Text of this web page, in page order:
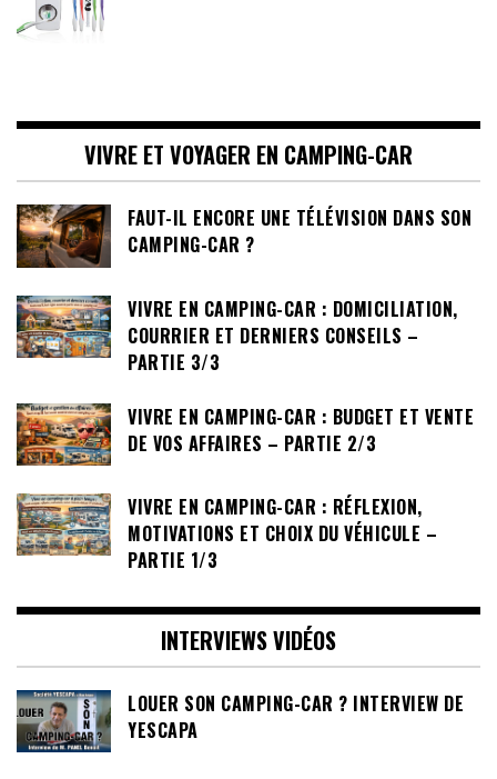
VIVRE ET VOYAGER EN CAMPING-CAR
FAUT-IL ENCORE UNE TÉLÉVISION DANS SON
CAMPING-CAR ?
VIVRE EN CAMPING-CAR : DOMICILIATION,
COURRIER ET DERNIERS CONSEILS –
PARTIE 3/3
VIVRE EN CAMPING-CAR : BUDGET ET VENTE
DE VOS AFFAIRES – PARTIE 2/3
VIVRE EN CAMPING-CAR : RÉFLEXION,
MOTIVATIONS ET CHOIX DU VÉHICULE –
PARTIE 1/3
INTERVIEWS VIDÉOS
LOUER SON CAMPING-CAR ? INTERVIEW DE
YESCAPA